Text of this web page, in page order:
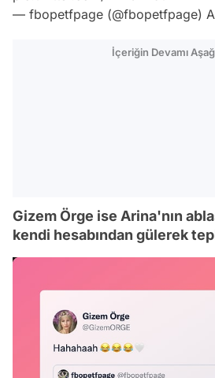
— fbopetfpage (@fbopetfpage)
İçeriğin Devamı
Gizem Örge ise Arina'nın
kendi hesabından gülerek